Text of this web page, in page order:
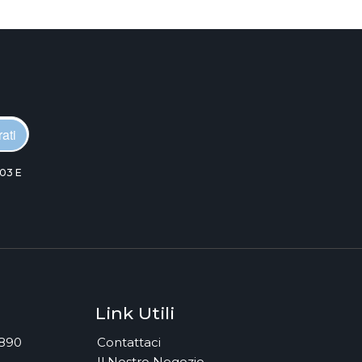
E
Link Utili
Contattaci